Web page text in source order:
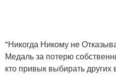
"Никогда Никому не
Медаль за потерю
кто привык выбирать других